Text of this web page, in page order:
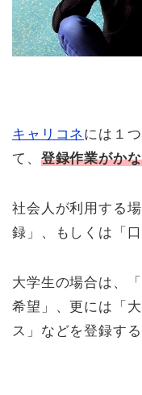
キャリコネには１
て、 登録作業がか
社会人が利用する
録」、もしくは「
大学生の場合は、
希望」、更には「
ス」などを登録す